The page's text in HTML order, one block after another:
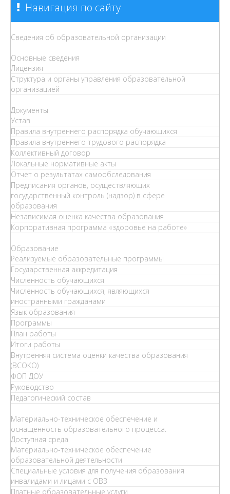
Навигация по сайту
Сведения об образовательной организации
Основные сведения
Лицензия
Структура и органы управления образовательной
организацией
Документы
Устав
Правила внутреннего распорядка обучающихся
Правила внутреннего трудового распорядка
Коллективный договор
Локальные нормативные акты
Отчет о результатах самообследования
Предписания органов, осуществляющих
государственный контроль (надзор) в сфере
образования
Независимая оценка качества образования
Корпоративная программа «здоровье на работе»
Образование
Реализуемые образовательные программы
Государственная аккредитация
Численность обучающихся
Численность обучающихся, являющихся
иностранными гражданами
Язык образования
Программы
План работы
Итоги работы
Внутренняя система оценки качества образования
(ВСОКО)
ФОП ДОУ
Руководство
Педагогический состав
Материально-техническое обеспечение и
оснащенность образовательного процесса.
Доступная среда
Материально-техническое обеспечение
образовательной деятельности
Специальные условия для получения образования
инвалидами и лицами с ОВЗ
Платные образовательные услуги